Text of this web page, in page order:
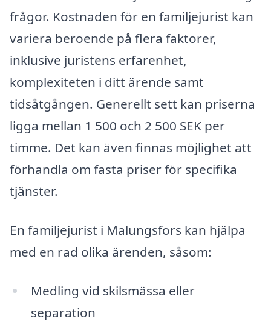
frågor. Kostnaden för en familjejurist kan
variera beroende på flera faktorer,
inklusive juristens erfarenhet,
komplexiteten i ditt ärende samt
tidsåtgången. Generellt sett kan priserna
ligga mellan 1 500 och 2 500 SEK per
timme. Det kan även finnas möjlighet att
förhandla om fasta priser för specifika
tjänster.
En familjejurist i Malungsfors kan hjälpa
med en rad olika ärenden, såsom:
Medling vid skilsmässa eller
separation